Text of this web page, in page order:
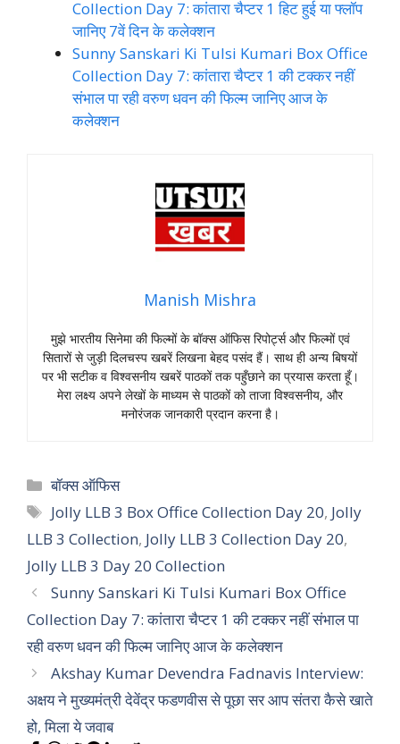
Collection Day 7: कांतारा चैप्टर 1 हिट हुई या फ्लॉप
जानिए 7वें दिन के कलेक्शन
Sunny Sanskari Ki Tulsi Kumari Box Office
Collection Day 7: कांतारा चैप्टर 1 की टक्कर नहीं
संभाल पा रही वरुण धवन की फिल्म जानिए आज के
कलेक्शन
Manish Mishra
मुझे भारतीय सिनेमा की फिल्मों के बॉक्स ऑफिस रिपोर्ट्स और फिल्मों एवं
सितारों से जुड़ी दिलचस्प खबरें लिखना बेहद पसंद हैं। साथ ही अन्य बिषयों
पर भी सटीक व विश्वसनीय खबरें पाठकों तक पहुँछाने का प्रयास करता हूँ।
मेरा लक्ष्य अपने लेखों के माध्यम से पाठकों को ताजा विश्वसनीय, और
मनोरंजक जानकारी प्रदान करना है।
Categories
बॉक्स ऑफिस
Tags
Jolly LLB 3 Box Office Collection Day 20, Jolly
LLB 3 Collection, Jolly LLB 3 Collection Day 20,
Jolly LLB 3 Day 20 Collection
Sunny Sanskari Ki Tulsi Kumari Box Office
Collection Day 7: कांतारा चैप्टर 1 की टक्कर नहीं संभाल पा
रही वरुण धवन की फिल्म जानिए आज के कलेक्शन
Akshay Kumar Devendra Fadnavis Interview:
अक्षय ने मुख्यमंत्री देवेंद्र फडणवीस से पूछा सर आप संतरा कैसे खाते
हो, मिला ये जवाब